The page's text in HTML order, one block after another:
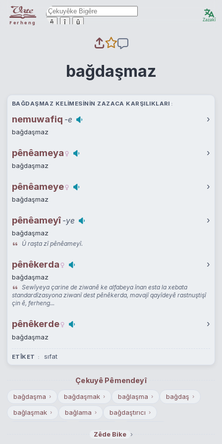
Ferheng ê î û Zazakî
bağdaşmaz
BAĞDAŞMAZ KELIMESININ ZAZACA KARŞILIKLARI
nemuwafiq -e ›
bağdaşmaz
pênêameya ›
bağdaşmaz
pênêameye ›
bağdaşmaz
pênêameyî -ye ›
bağdaşmaz
Û raşta zî pênêameyî.
pênêkerda ›
bağdaşmaz
Sewîyeya çarine de ziwanê ke alfabeya înan esta la xebata
standardîzasyona ziwanî dest pênêkerda, mavajî qayîdeyê rastnuştişî
çin ê, ferheng...
pênêkerde ›
bağdaşmaz
ETÎKET sıfat
Çekuyê Pêmendeyî
bağdaşma › bağdaşmak › bağlaşma › bağdaş ›
bağlaşmak › bağlama › bağdaştırıcı ›
Zêde Bike ›